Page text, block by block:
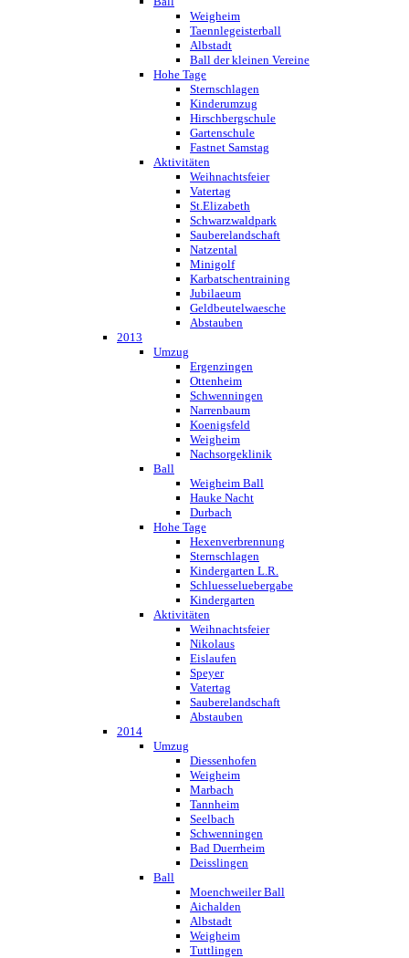
Weigheim
Taennlegeisterball
Albstadt
Ball der kleinen Vereine
Hohe Tage
Sternschlagen
Kinderumzug
Hirschbergschule
Gartenschule
Fastnet Samstag
Aktivitäten
Weihnachtsfeier
Vatertag
St.Elizabeth
Schwarzwaldpark
Sauberelandschaft
Natzental
Minigolf
Karbatschentraining
Jubilaeum
Geldbeutelwaesche
Abstauben
2013
Umzug
Ergenzingen
Ottenheim
Schwenningen
Narrenbaum
Koenigsfeld
Weigheim
Nachsorgeklinik
Ball
Weigheim Ball
Hauke Nacht
Durbach
Hohe Tage
Hexenverbrennung
Sternschlagen
Kindergarten L.R.
Schluesseluebergabe
Kindergarten
Aktivitäten
Weihnachtsfeier
Nikolaus
Eislaufen
Speyer
Vatertag
Sauberelandschaft
Abstauben
2014
Umzug
Diessenhofen
Weigheim
Marbach
Tannheim
Seelbach
Schwenningen
Bad Duerrheim
Deisslingen
Ball
Moenchweiler Ball
Aichalden
Albstadt
Weigheim
Tuttlingen